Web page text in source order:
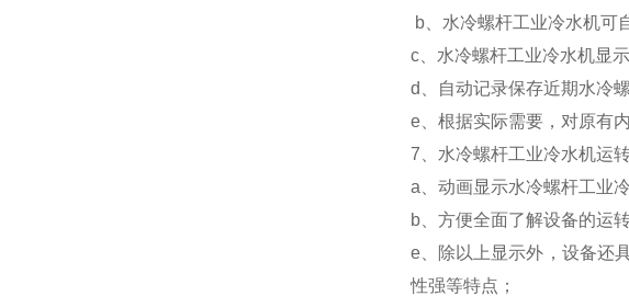
b、 水冷螺杆工业冷水机可
c、 水冷螺杆工业冷水机显
d
自动记录保存近期水冷
e、 根据实际需要，对原有
7 、水冷螺杆工业冷水机运
a
动画显示水冷螺杆工业
b、 方便全面了解设备的运转
e、除以上显示外，设备还
性强等特点；